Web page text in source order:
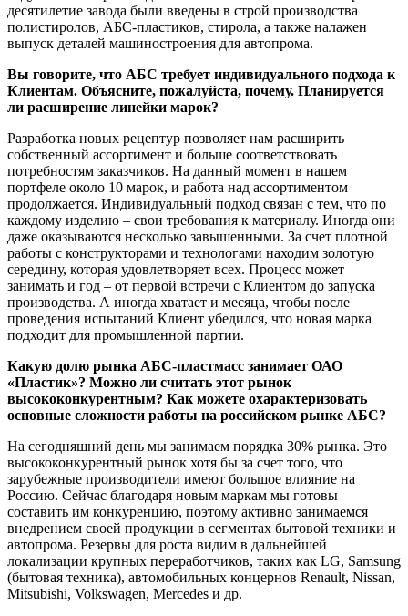
десятилетие завода были введены в строй производства
полистиролов, АБС-пластиков, стирола, а также налажен
выпуск деталей машиностроения для автопрома.
Вы говорите, что АБС требует индивидуального подхода к
Клиентам. Объясните, пожалуйста, почему. Планируется
ли расширение линейки марок?
Разработка новых рецептур позволяет нам расширить
собственный ассортимент и больше соответствовать
потребностям заказчиков. На данный момент в нашем
портфеле около 10 марок, и работа над ассортиментом
продолжается. Индивидуальный подход связан с тем, что по
каждому изделию – свои требования к материалу. Иногда они
даже оказываются несколько завышенными. За счет плотной
работы с конструкторами и технологами находим золотую
середину, которая удовлетворяет всех. Процесс может
занимать и год – от первой встречи с Клиентом до запуска
производства. А иногда хватает и месяца, чтобы после
проведения испытаний Клиент убедился, что новая марка
подходит для промышленной партии.
Какую долю рынка АБС-пластмасс занимает ОАО
«Пластик»? Можно ли считать этот рынок
высококонкурентным? Как можете охарактеризовать
основные сложности работы на российском рынке АБС?
На сегодняшний день мы занимаем порядка 30% рынка. Это
высококонкурентный рынок хотя бы за счет того, что
зарубежные производители имеют большое влияние на
Россию. Сейчас благодаря новым маркам мы готовы
составить им конкуренцию, поэтому активно занимаемся
внедрением своей продукции в сегментах бытовой техники и
автопрома. Резервы для роста видим в дальнейшей
локализации крупных переработчиков, таких как LG, Samsung
(бытовая техника), автомобильных концернов Renault, Nissan,
Mitsubishi, Volkswagen, Mercedes и др.